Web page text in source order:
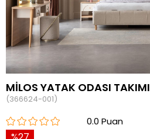
MİLOS YATAK ODASI TAKIMI
(366624-001)
0.0